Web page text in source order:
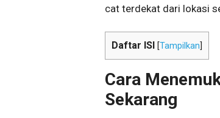
cat terdekat dari lokasi
Daftar ISI [Tampilkan
Cara
Sekarang